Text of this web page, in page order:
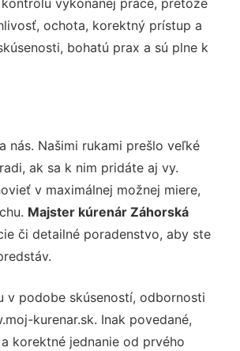
vykonanej práce, pretože
ochota, korektný prístup a
bohatú prax a sú plne k
nás. Našimi rukami prešlo veľké
ak sa k nim pridáte aj vy.
v maximálnej možnej miere,
Majster kúrenár Záhorská
či detailné poradenstvo, aby ste
podobe skúseností, odbornosti
kurenar.sk. Inak povedané,
korektné jednanie od prvého